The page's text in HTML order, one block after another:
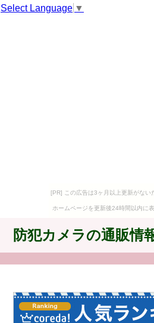
Select Language ▼
[PR] この広告は3ヶ月以上更新がない
ホームページを更新後24時間以内に
防犯カメラの通販情